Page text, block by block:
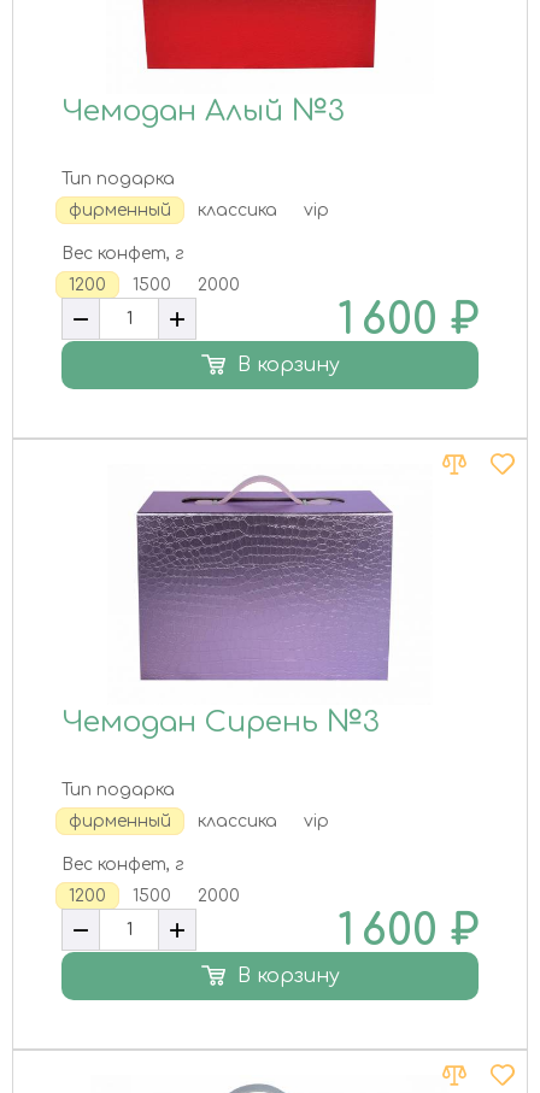
Чемодан Алый №3
Тип подарка
фирменный
классика vip
Вес конфет, г
1200
1500 2000
1 600 ₽
В корзину
Чемодан Сирень №3
Тип подарка
фирменный
классика vip
Вес конфет, г
1200
1500 2000
1 600 ₽
В корзину